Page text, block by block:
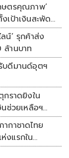
ษตรคุณภาพ’
เป้าเงินสะพัด
น์’ รุกค้าส่ง
านบาท
บดีมานด์อุตฯ
กราดยิงใน
นช่วยเหลือฯ
กาชาดไทย
งแรกใน